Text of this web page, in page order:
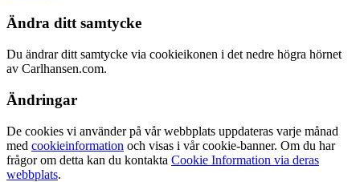
Ändra ditt samtycke
Du ändrar ditt samtycke via cookieikonen i det nedre högra hörnet
av Carlhansen.com.
Ändringar
De cookies vi använder på vår webbplats uppdateras varje månad
med cookieinformation och visas i vår cookie-banner. Om du har
frågor om detta kan du kontakta Cookie Information via deras
webbplats.